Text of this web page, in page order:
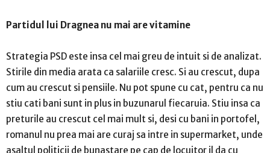
Partidul lui Dragnea nu mai are vitamine
Strategia PSD este insa cel mai greu de intuit si de analizat.
Stirile din media arata ca salariile cresc. Si au crescut, dupa
cum au crescut si pensiile. Nu pot spune cu cat, pentru ca nu
stiu cati bani sunt in plus in buzunarul fiecaruia. Stiu insa ca
preturile au crescut cel mai mult si, desi cu bani in portofel,
romanul nu prea mai are curaj sa intre in supermarket, unde
asaltul politicii de bunastare pe cap de locuitor il da cu